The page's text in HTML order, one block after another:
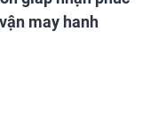
may hanh